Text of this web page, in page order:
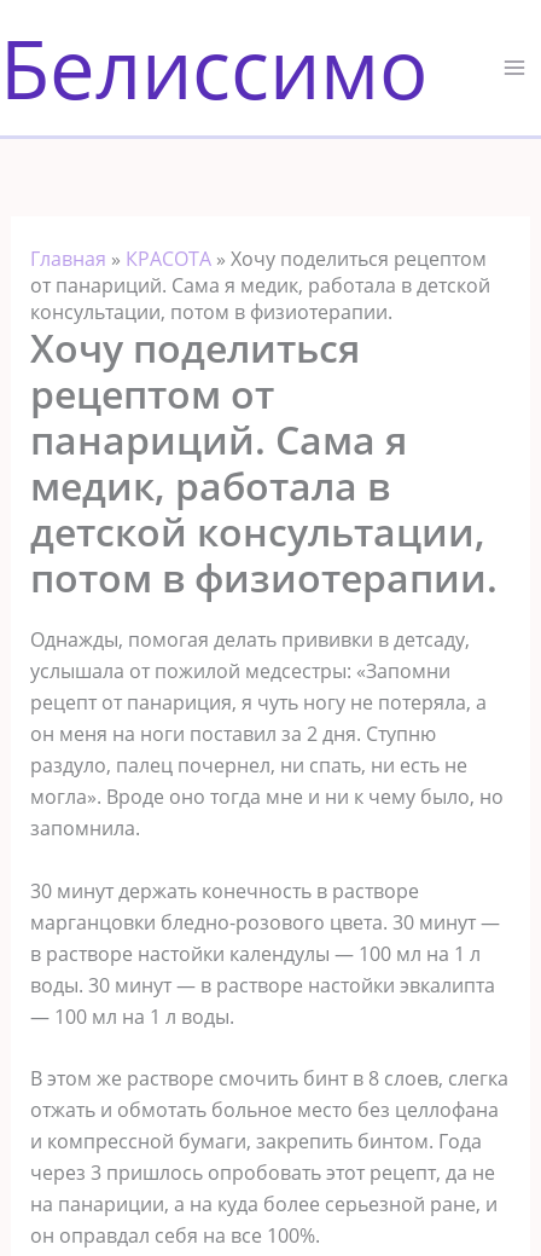
к
содержимому
Белиссимо
Главная » КРАСОТА» Хочу поделиться рецептом
от панариций. Сама я медик, работала в детской
консультации, потом в физиотерапии.
Хочу поделиться
рецептом от
панариций. Сама я
медик, работала в
детской консультации,
потом в физиотерапии.
Однажды, помогая делать прививки в детсаду,
услышала от пожилой медсестры: «Запомни
рецепт от панариция, я чуть ногу не потеряла, а
он меня на ноги поставил за 2 дня. Ступню
раздуло, палец почернел, ни спать, ни есть не
могла». Вроде оно тогда мне и ни к чему было, но
запомнила.
30 минут держать конечность в растворе
марганцовки бледно-розового цвета. 30 минут —
в растворе настойки календулы — 100 мл на 1 л
воды. 30 минут — в растворе настойки эвкалипта
— 100 мл на 1 л воды.
В этом же растворе смочить бинт в 8 слоев, слегка
отжать и обмотать больное место без целлофана
и компрессной бумаги, закрепить бинтом. Года
через 3 пришлось опробовать этот рецепт, да не
на панариции, а на куда более серьезной ране, и
он оправдал себя на все 100%.